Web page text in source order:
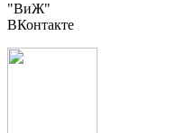
"ВиЖ"
ВКонтакте